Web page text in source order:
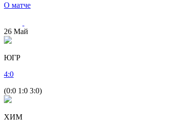
О матче
26 Май
ЮГР
4:0
(0:0 1:0 3:0)
ХИМ